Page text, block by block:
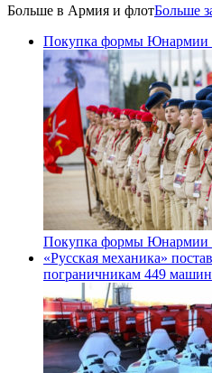
Больше в Армия и флотБольше
Покупка формы Юнармии
Покупка формы Юнармии
«Русская механика»
пограничникам 449 машин